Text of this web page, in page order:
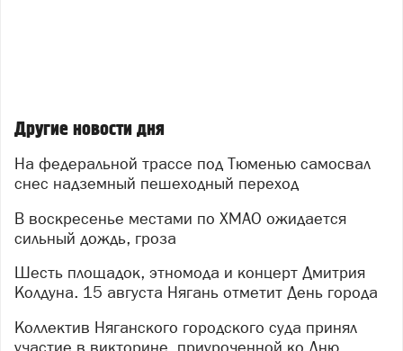
Другие новости дня
На федеральной трассе под Тюменью самосвал
снес надземный пешеходный переход
В воскресенье местами по ХМАО ожидается
сильный дождь, гроза
Шесть площадок, этномода и концерт Дмитрия
Колдуна. 15 августа Нягань отметит День города
Коллектив Няганского городского суда принял
участие в викторине, приуроченной ко Дню